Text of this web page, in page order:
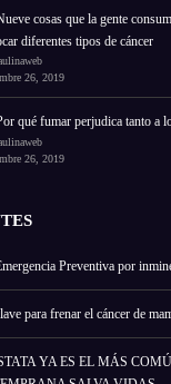
cosas que la gente
diferentes tipos de cáncer
26, 2019
qué fumar perjudica tanto a
26, 2019
Preventiva por
para frenar el cáncer de
YA ES EL MÁS